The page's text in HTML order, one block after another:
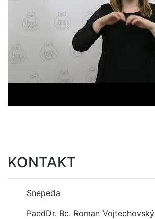
KONTAKT
Snepeda
PaedDr. Bc. Roman Vojtechovský